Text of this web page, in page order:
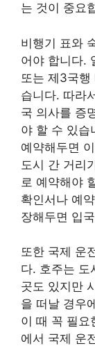
는 것이 중요
비행기 표와
어야 합니다.
또는 제3국행
습니다. 따라
국 의사를 증
야 할 수 있습
예약해두면
도시 간 거리
로 예약해야
확인서나 예
장해두면 입
또한 국제 운
다. 호주는 도
곳도 있지만
을 떠날 경우
이 때 꼭 필요
에서 국제 운